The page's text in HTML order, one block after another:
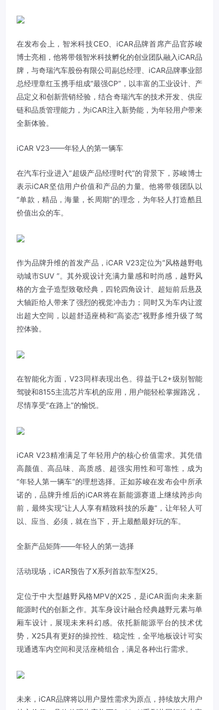
在发布会上，智米科技CEO、iCAR品牌首席产品官苏峻
博士亮相，他将带领智米科技孵化的创业团队融入iCAR品
牌，与奇瑞汽车股份有限公司副总经理、iCAR品牌事业部
总经理章红玉携手组成“最强CP”，以丰富的工业设计、产
品定义和创新营销经验，结合奇瑞汽车的技术开发、供应
链和品质管理能力，为iCAR注入新势能，为年轻用户带来
全新体验。
iCAR V23——年轻人的第一辆车
在汽车行业进入“超级产品经理时代”的背景下，苏峻博士
表示iCAR坚信用户价值和产品的力量。他将带领团队以
“单款，精品，海量，长周期”的理念，为年轻人打造酷且
价值出众的车。
作为品牌升维的首发产品，iCAR V23定位为“风格越野电
动城市SUV ”。其外观设计充满力量感和时尚感，越野风
格的方盒子造型致敬经典，四轮四角设计、超短前后悬及
大轴距给人带来了强烈的视觉冲击力；同时又为车内让渡
出超大空间，以超舒适座椅和“高姿态”视野多维升级了驾
控体验。
在智能化方面，V23同样表现出色。得益于L2+级别智能
驾驶和8155主流芯片车机的应用，用户能轻松掌握路况，
尽情享受“在路上”的愉悦。
iCAR V23精准满足了年轻用户的核心价值需求。其凭借
高颜值、高品味、高质感、超强实用性和可靠性，成为
“年轻人第一辆车”的理想选择。正如苏峻在发布会中所承
诺的，品牌升维后的iCAR将在新能源赛道上继续跨步向
前，最终实现“让人人享有精致科技的乐趣”，让年轻人可
以、应当、必须，就在当下，开上最酷最好玩的车。
全新产品矩阵——年轻人的第一选择
活动现场，iCAR预告了X系列首款车型X25。
定位于中大型越野风格MPV的X25，是iCAR面向未来新
能源时代的创新之作。其车身设计融合经典越野元素与单
厢车设计，展现未来科幻感。依托新能源平台的技术优
势，X25具有更好的操控性、稳定性，全平地板设计可实
现通透车内空间和灵活座椅组合，满足各种出行需求。
未来，iCAR品牌将以用户显性需求为原点，持续放大用户